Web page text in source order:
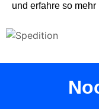
und erfahre so mehr